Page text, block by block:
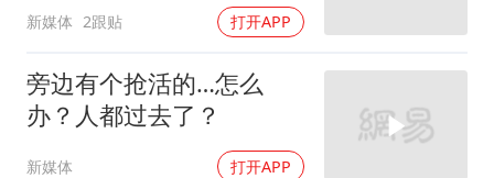
新媒体 2跟贴 打开APP
旁边有个抢活的…怎么
办？人都过去了？
新媒体 打开APP